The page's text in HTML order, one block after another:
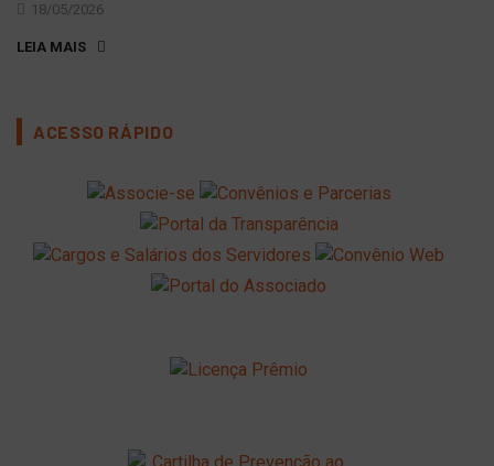
18/05/2026
LEIA MAIS
ACESSO RÁPIDO